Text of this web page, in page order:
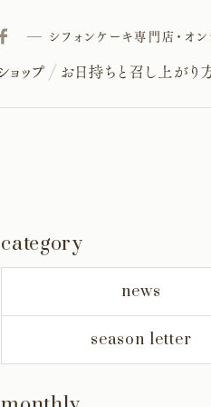
シフォンケーキ専門店・オン
category
news
season letter